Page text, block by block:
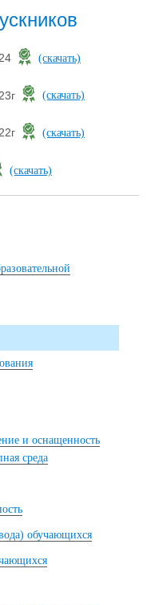
(скачать)
(скачать)
(скачать)
(скачать)
и оснащенность
среда
обучающихся